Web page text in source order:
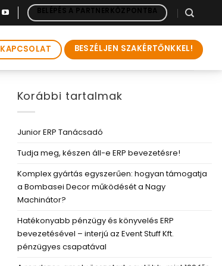
BELÉPÉS A PARTNERKÖZPONTBA
KAPCSOLAT BESZÉLJEN SZAKÉRTŐNKKEL!
Korábbi tartalmak
Junior ERP Tanácsadó
Tudja meg, készen áll-e ERP bevezetésre!
Komplex gyártás egyszerűen: hogyan támogatja
a Bombasei Decor működését a Nagy
Machinátor?
Hatékonyabb pénzügy és könyvelés ERP
bevezetésével – interjú az Event Stuff Kft.
pénzügyes csapatával